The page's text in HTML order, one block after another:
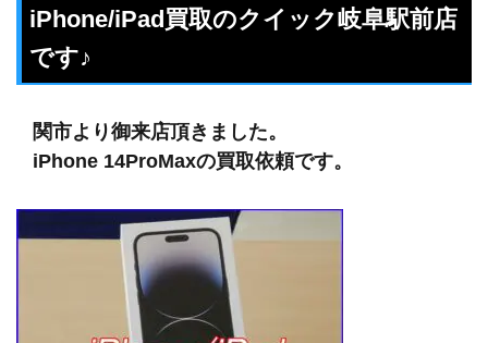
iPhone/iPad買取のクイック岐阜駅前店
です♪
関市より御来店頂きました。
iPhone 14ProMaxの買取依頼です。